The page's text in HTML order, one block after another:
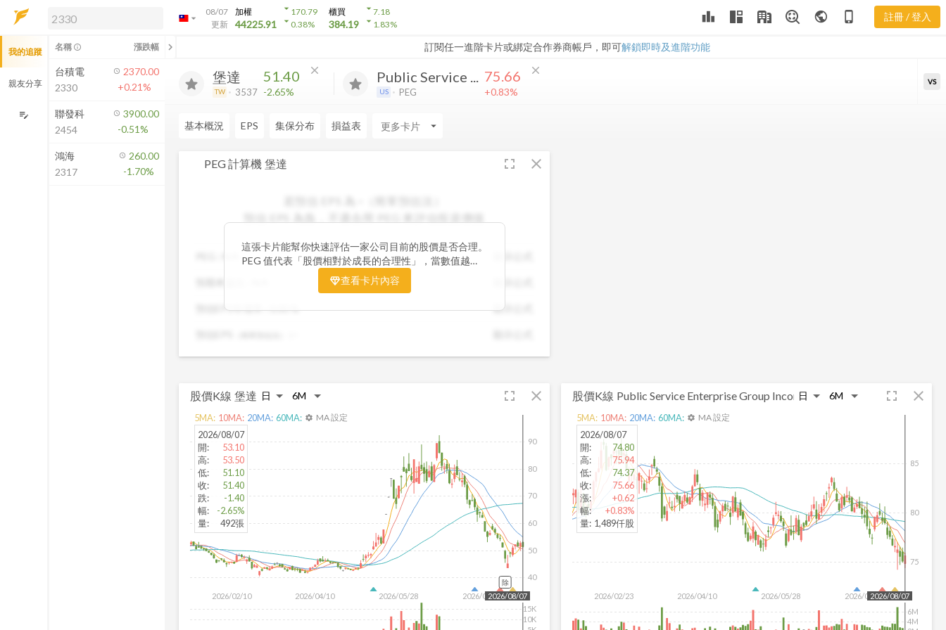
arrow_drop_down
08/07
更新
加權
44225.91
arrow_drop_down170.79
arrow_drop_down0.38%
櫃買
384.19
arrow_drop_down7.18
arrow_drop_down1.83% leaderboard public phone_iphone 註冊 / 登入
訂閱任一進階卡片或綁定合作券商帳戶，即可解鎖即時及進階功能
解鎖即時行情及進階功能
方案」，即可解鎖以下功能：
即時行情
即時市況與排行
成交金額熱力圖
前往方案訂閱
如何綁定合作券商
算機
堡達
TW 3537
51.40
-2.65%
close Public Service ...
US PEG
75.66
+0.83%
close
VS
基本概況 EPS 集保分布 損益表 arrow_drop_down
PEG 計算機 堡達 fullscreen close
預估EPS年增率 :0.00% 顯示公式
這張卡片能幫你快速評估一家公司目前的股價是否合理。
PEG 值代表「股價相對於成長的合理性」，當數值越
低，通常表示股票價格尚未充分反映公司未來的獲利成長
潛力，具備投資吸引力。 卡片同時顯示預估 EPS、年增
查看卡片內容
股價K線 堡達 fullscreen close
2026/02/10 2026/04/10 2026/05/28 2026/07/16
40
50
60
70
80
90
2026/08/07
10K
15K
2026/08/07
開:
53.10
高:
53.50
低:
51.10
收:
51.40
跌:
-1.40
幅:
-2.65%
量: 492張
5MA: 10MA: 20MA: 60MA: settings MA 設定
除
股價K線 Public Service Enterprise Group Incorporated fullscreen close
2026/02/23 2026/04/10 2026/05/28 2026/07/16
75
80
85
2026/08/07
4M
6M
2026/08/07
開:
74.80
高:
75.94
低:
74.37
收:
75.66
漲:
+0.62
幅:
+0.83%
量: 1,489仟股
5MA: 10MA: 20MA: 60MA: settings MA 設定
我的追蹤
親友分享
edit_note
名稱 info_outline 漲跌幅 chevron_left
台積電
2330
2370.00
+0.21%
聯發科
2454
3900.00
-0.51%
鴻海
2317
260.00
-1.70%